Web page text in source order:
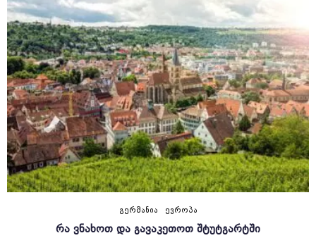
ᲒᲔᲠᲛᲐᲜᲘᲐ ᲔᲕᲠᲝᲞᲐ
ᲠᲐ ᲕᲜᲐᲮᲝᲗ ᲓᲐ ᲒᲐᲕᲐᲙᲔᲗᲝᲗ ᲨᲢᲣᲢᲒᲐᲠᲢᲨᲘ